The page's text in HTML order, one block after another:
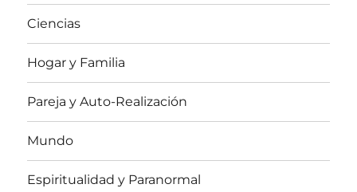
Ciencias
Hogar y Familia
Pareja y Auto-Realización
Mundo
Espiritualidad y Paranormal